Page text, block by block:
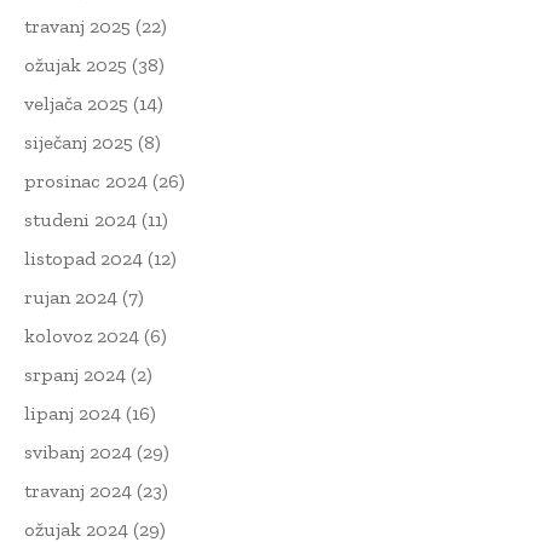
travanj 2025 (22)
ožujak 2025 (38)
veljača 2025 (14)
siječanj 2025 (8)
prosinac 2024 (26)
studeni 2024 (11)
listopad 2024 (12)
rujan 2024 (7)
kolovoz 2024 (6)
srpanj 2024 (2)
lipanj 2024 (16)
svibanj 2024 (29)
travanj 2024 (23)
ožujak 2024 (29)